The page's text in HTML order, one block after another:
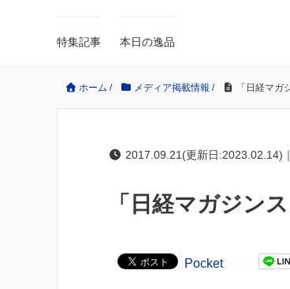
特集記事 本日の逸品
ホーム / メディア掲載情報 / 「日経マガ
2017.09.21(更新日:2023.02.14)
「日経マガジン
Pocket